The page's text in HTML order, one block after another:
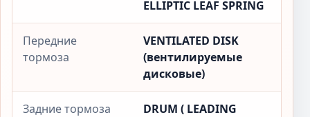
ELLIPTIC LEAF SPRING
Передние
тормоза
VENTILATED DISK
(вентилируемые
дисковые)
Задние тормоза
DRUM ( LEADING